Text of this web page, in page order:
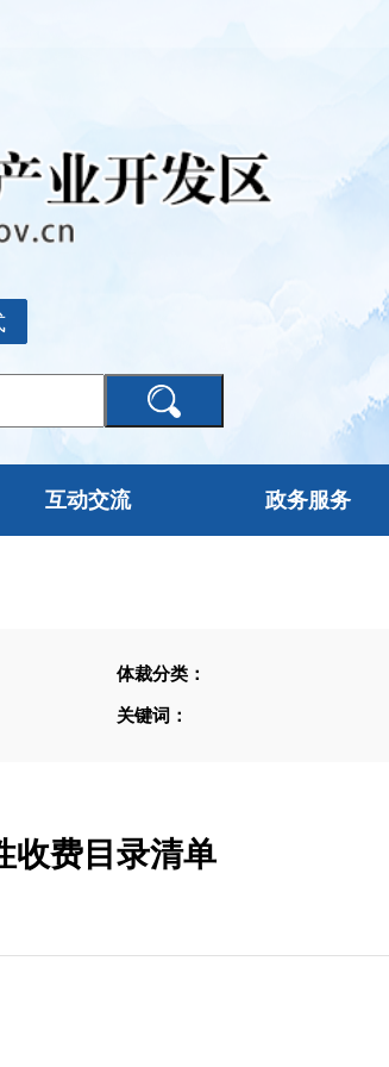
互动交流 政务服务
体裁分类：
关键词：
收费目录清单